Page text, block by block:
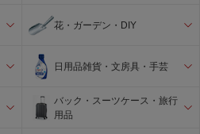
花・ガーデン・DIY
日用品雑貨・文房具・手芸
バック・スーツケース・旅行
用品